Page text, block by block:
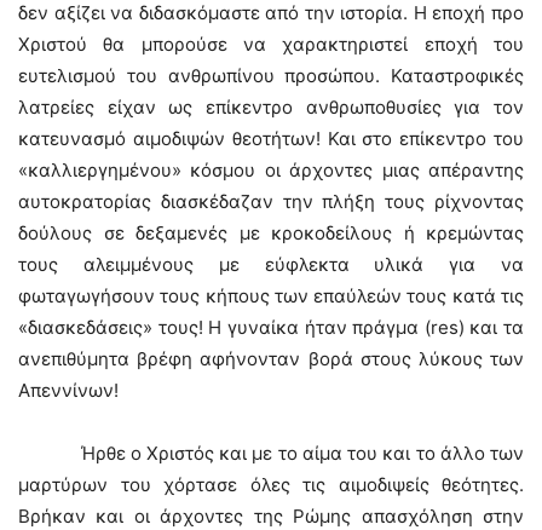
δεν αξίζει να διδασκόμαστε από την ιστορία. Η εποχή προ
Χριστού θα μπορούσε να χαρακτηριστεί εποχή του
ευτελισμού του ανθρωπίνου προσώπου. Καταστροφικές
λατρείες είχαν ως επίκεντρο ανθρωποθυσίες για τον
κατευνασμό αιμοδιψών θεοτήτων! Και στο επίκεντρο του
«καλλιεργημένου» κόσμου οι άρχοντες μιας απέραντης
αυτοκρατορίας διασκέδαζαν την πλήξη τους ρίχνοντας
δούλους σε δεξαμενές με κροκοδείλους ή κρεμώντας
τους αλειμμένους με εύφλεκτα υλικά για να
φωταγωγήσουν τους κήπους των επαύλεών τους κατά τις
«διασκεδάσεις» τους! Η γυναίκα ήταν πράγμα (res) και τα
ανεπιθύμητα βρέφη αφήνονταν βορά στους λύκους των
Απεννίνων!
Ήρθε ο Χριστός και με το αίμα του και το άλλο των
μαρτύρων του χόρτασε όλες τις αιμοδιψείς θεότητες.
Βρήκαν και οι άρχοντες της Ρώμης απασχόληση στην